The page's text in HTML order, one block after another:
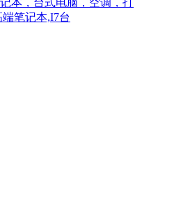
本，台式电脑，空调，打
笔记本,I7台